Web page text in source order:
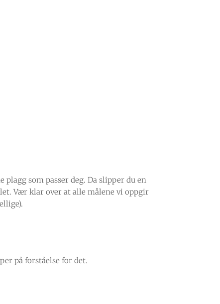
som passer deg. Da slipper du en
Vær klar over at alle målene vi oppgir
på forståelse for det.